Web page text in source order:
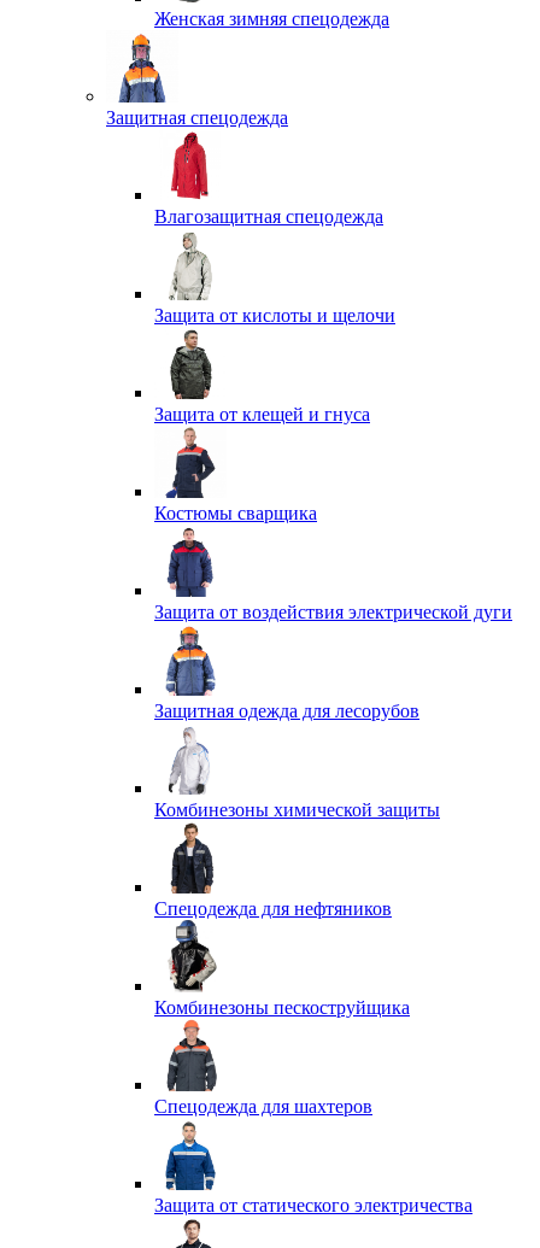
Женская зимняя спецодежда
Защитная спецодежда
Влагозащитная спецодежда
Защита от кислоты и щелочи
Защита от клещей и гнуса
Костюмы сварщика
Защита от воздействия электрической дуги
Защитная одежда для лесорубов
Комбинезоны химической защиты
Спецодежда для нефтяников
Комбинезоны пескоструйщика
Спецодежда для шахтеров
Защита от статического электричества